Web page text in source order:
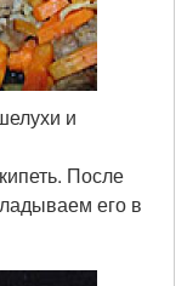
и
После
его в